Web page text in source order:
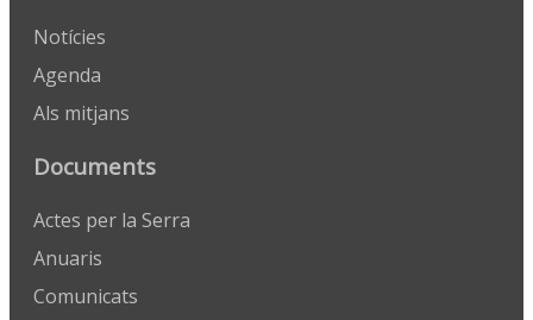
Notícies
Agenda
Als mitjans
Documents
Actes per la Serra
Anuaris
Comunicats